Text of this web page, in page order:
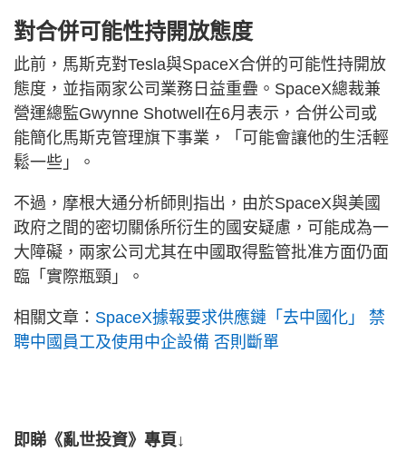
對合併可能性持開放態度
此前，馬斯克對Tesla與SpaceX合併的可能性持開放
態度，並指兩家公司業務日益重疊。SpaceX總裁兼
營運總監Gwynne Shotwell在6月表示，合併公司或
能簡化馬斯克管理旗下事業，「可能會讓他的生活輕
鬆一些」。
不過，摩根大通分析師則指出，由於SpaceX與美國
政府之間的密切關係所衍生的國安疑慮，可能成為一
大障礙，兩家公司尤其在中國取得監管批准方面仍面
臨「實際瓶頸」。
相關文章： SpaceX據報要求供應鏈「去中國化」 禁
聘中國員工及使用中企設備 否則斷單
即睇《亂世投資》專頁↓